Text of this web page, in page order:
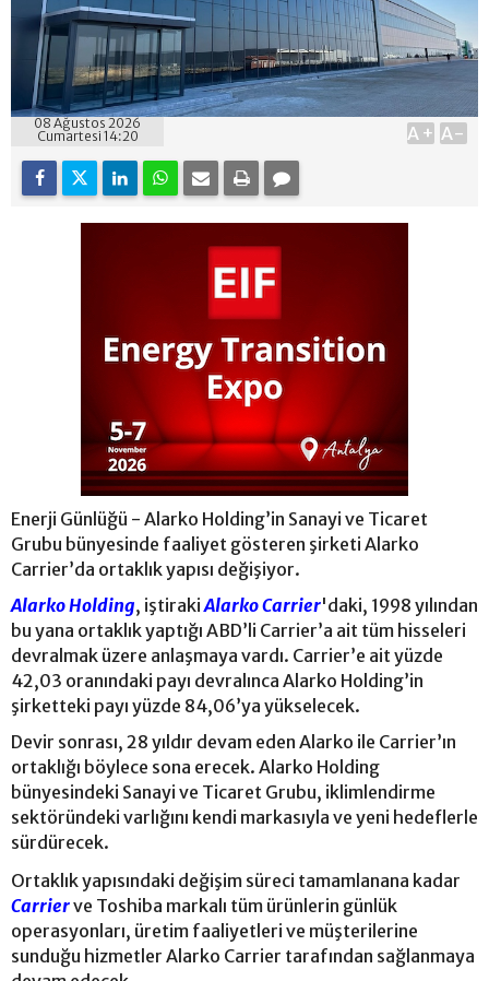
08 Ağustos 2026
Cumartesi 14:20
A+ A-
Enerji Günlüğü - Alarko Holding’in Sanayi ve Ticaret
Grubu bünyesinde faaliyet gösteren şirketi Alarko
Carrier’da ortaklık yapısı değişiyor.
Alarko Holding, iştirakiAlarko Carrier'daki, 1998 yılından
bu yana ortaklık yaptığı ABD’li Carrier’a ait tüm hisseleri
devralmak üzere anlaşmaya vardı. Carrier’e ait yüzde
42,03 oranındaki payı devralınca Alarko Holding’in
şirketteki payı yüzde 84,06’ya yükselecek.
Devir sonrası, 28 yıldır devam eden Alarko ile Carrier’ın
ortaklığı böylece sona erecek. Alarko Holding
bünyesindeki Sanayi ve Ticaret Grubu, iklimlendirme
sektöründeki varlığını kendi markasıyla ve yeni hedeflerle
sürdürecek.
Ortaklık yapısındaki değişim süreci tamamlanana kadar
Carrierve Toshiba markalı tüm ürünlerin günlük
operasyonları, üretim faaliyetleri ve müşterilerine
sunduğu hizmetler Alarko Carrier tarafından sağlanmaya